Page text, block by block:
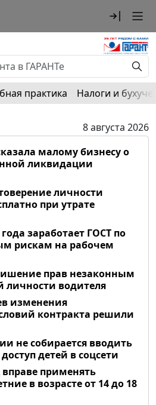
практика Налоги и
8 августа 2026
малому бизнесу о
ликвидации
личности
при утрате
заработает ГОСТ по
рискам на рабочем
прав незаконным
личности водителя
изменения
контракта решили
не собирается вводить
детей в соцсети
применять
в возрасте от 14 до 18